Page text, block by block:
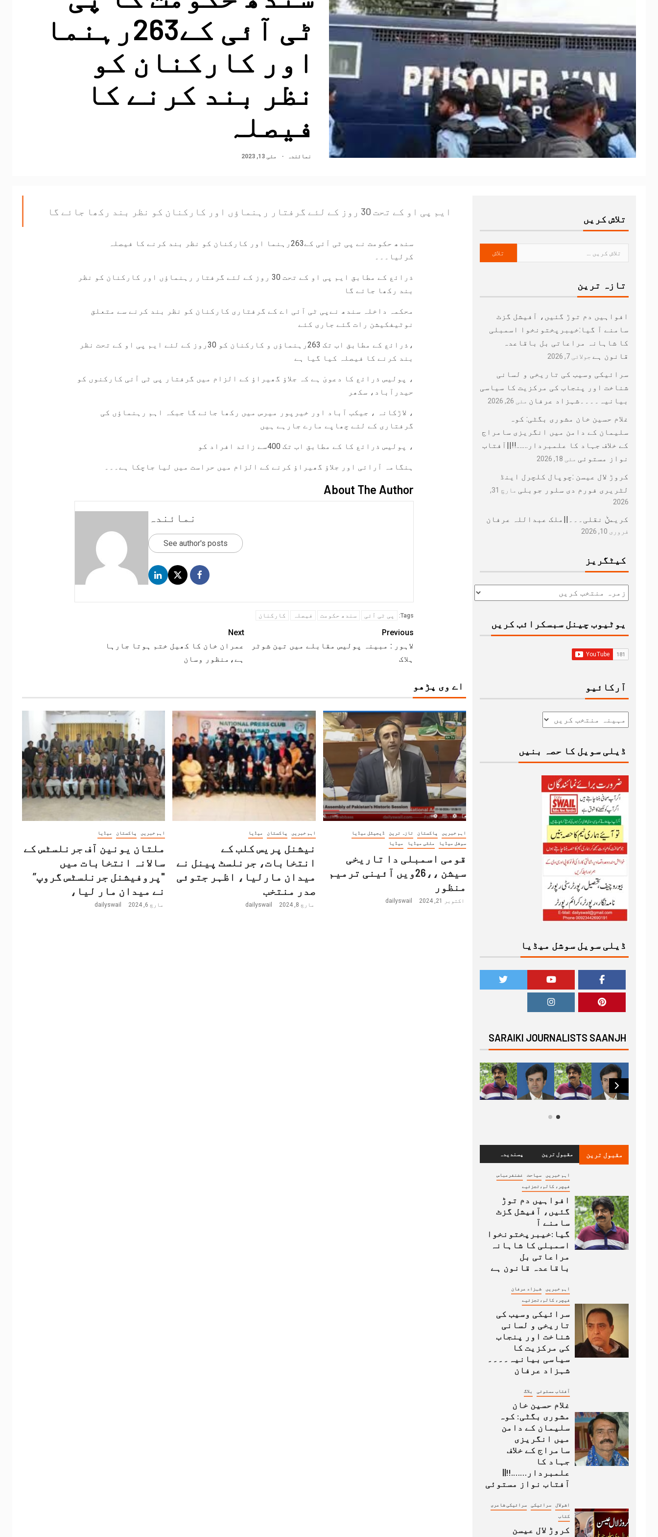
ٹی آئی کے263رہنما
اور کارکنان کو
نظر بند کرنے کا
فیصلہ
نمائندہ مئی 13, 2023
ایم پی او کے تحت 30 روز کے لئے گرفتار رہنماؤں اور کارکنان کو نظر بند رکھا جائے گا
سندھ حکومت نے پی ٹی آئی کے263رہنما اور کارکنان کو نظر بند کرنے کا فیصلہ
کرلیا۔۔۔
ذرائع کے مطابق ایم پی او کے تحت 30 روز کے لئے گرفتار رہنماؤں اور کارکنان کو نظر
بند رکھا جائے گا
محکمہ داخلہ سندھ نےپی ٹی آئی اے کے گرفتاری کارکنان کو نظر بند کرنے سے متعلق
نوٹیفکیشن رات گئے جاری کئے
،ذرائع کے مطابق اب تک 263رہنماؤں و کارکنان کو 30روز کے لئے ایم پی او کے تحت نظر
بند کرنے کا فیصلہ کیا گیا ہے
، پولیس ذرائع کا دعویٰ ہے کہ جلاؤ گھیراؤ کے الزام میں گرفتار پی ٹی آئی کارکنوں کو
حیدرآباد، سکھر
، لاڑکانہ ، جیکب آباد اور خیرپور میرس میں رکھا جائے گا جبکہ اہم رہنماؤں کی
گرفتاری کے لئے چھاپے مارے جارہے ہیں
، پولیس ذرائع کا کے مطابق اب تک 400سے زائد افراد کو
ہنگامہ آرائی اور جلاؤ گھیراؤ کرنے کے الزام میں حراست میں لیا جاچکا ہے۔۔۔
About The Author
نمائندہ
See author's posts
Tags: پی ٹی آئی سندھ حکومت فیصلہ کارکنان
Previous
لاہور : مبینہ پولیس مقابلے میں تین شوٹر
ہلاک
Next
عمران خان کا کھیل ختم ہوتا جارہا
ہے،منظور وسان
اے وی پڑھو
اہم خبریں پاکستان تازہ ترین
ڈیجیٹل میڈیا
سوشل میڈیا
ملٹی میڈیا میڈیا
قومی اسمبلی دا تاریخی
سیشن ،،26ویں آئینی ترمیم
منظور
اکتوبر 21, 2024 dailyswail
اہم خبریں پاکستان میڈیا
نیشنل پریس کلب کے
انتخابات، جرنلسٹ پینل نے
میدان مارلیا، اظہر جتوئی
صدر منتخب
مارچ 8, 2024 dailyswail
اہم خبریں پاکستان میڈیا
ملتان یونین آف جرنلسٹس کے
سالانہ انتخابات میں
"پروفیشنل جرنلسٹس گروپ”
نے میدان مار لیا،
مارچ 6, 2024 dailyswail
تلاش کریں
تازہ ترین
افواہیں دم توڑ گئیں، آفیشل گزٹ
سامنے آ گیا:خیبرپختونخوا اسمبلی
کا شاہانہ مراعاتی بل باقاعدہ
قانون ہے جولائی 7, 2026
سرائیکی وسیب کی تاریخی و لسانی
شناخت اور پنجاب کی مرکزیت کا سیاسی
بیانیہ۔۔۔۔شہزاد عرفان مئی 26, 2026
غلام حسین خان مشوری بگٹی: کوہ
سلیمان کے دامن میں انگریزی سامراج
کے خلاف جہاد کا علمبردار…….!!||آفتاب
نواز مستوئی مئی 18, 2026
کروڑ لال عیسن :چوپال کلچرل اینڈ
لٹریری فورم دی سلور جوبلی
مارچ 31,
2026
کریمݨ نقلی۔۔۔||ملک عبداللہ عرفان
فروری 10, 2026
کیٹگریز
یوٹیوب چینل سبسکرائب کریں
آرکائیو
ڈیلی سویل کا حصہ بنیں
ڈیلی سویل سوشل میڈیا
SARAIKI JOURNALISTS SAANJH
مقبول ترین مقبول ترین پسندیدہ
اہم خبریں سیاحت غضنفرعباس
فیچر، کالم،تجزئیے
افواہیں دم توڑ
گئیں، آفیشل گزٹ
سامنے آ
گیا:خیبرپختونخوا
اسمبلی کا شاہانہ
مراعاتی بل
باقاعدہ قانون ہے
اہم خبریں شہزاد عرفان
فیچر، کالم،تجزئیے
سرائیکی وسیب کی
تاریخی و لسانی
شناخت اور پنجاب
کی مرکزیت کا
سیاسی بیانیہ۔۔۔۔
شہزاد عرفان
آفتاب مستوئی بلاگ
غلام حسین خان
مشوری بگٹی: کوہ
سلیمان کے دامن
میں انگریزی
سامراج کے خلاف
جہاد کا
علمبردار…….!!||
آفتاب نواز مستوئی
اشولال سرائیکی سرائیکی شاعری
کتاب
کروڑ لال عیسن